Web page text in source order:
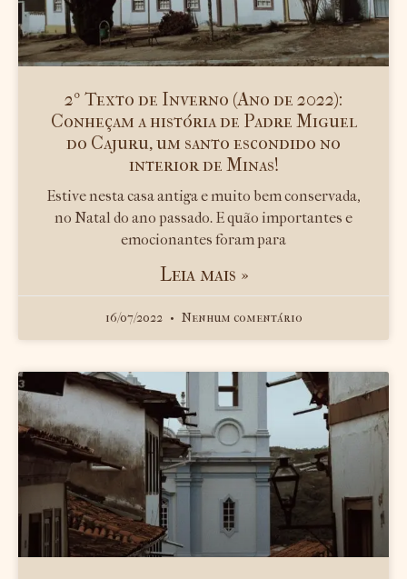
2º Texto de Inverno (Ano de 2022):
Conheçam a história de Padre Miguel
do Cajuru, um santo escondido no
interior de Minas!
Estive nesta casa antiga e muito bem conservada,
no Natal do ano passado. E quão importantes e
emocionantes foram para
Leia mais »
16/07/2022 Nenhum comentário